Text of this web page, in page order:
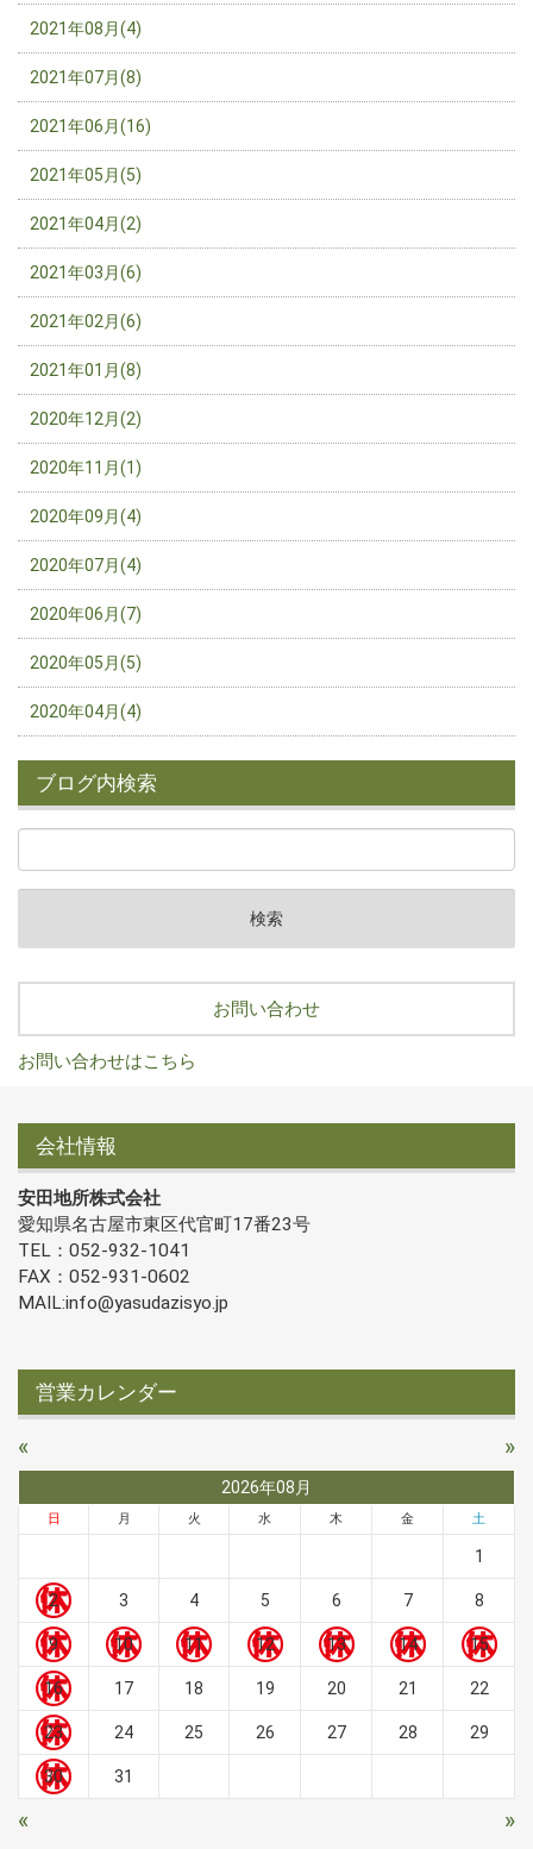
2021年08月(4)
2021年07月(8)
2021年06月(16)
2021年05月(5)
2021年04月(2)
2021年03月(6)
2021年02月(6)
2021年01月(8)
2020年12月(2)
2020年11月(1)
2020年09月(4)
2020年07月(4)
2020年06月(7)
2020年05月(5)
2020年04月(4)
ブログ内検索
お問い合わせ
お問い合わせはこちら
会社情報
安田地所株式会社
愛知県名古屋市東区代官町17番23号
TEL：052-932-1041
FAX：052-931-0602
MAIL:info@yasudazisyo.jp
営業カレンダー
« »
2026年08月
日 月 火 水 木 金 土
1
2 3 4 5 6 7 8
9 10 11 12 13 14 15
16 17 18 19 20 21 22
23 24 25 26 27 28 29
30 31
« »